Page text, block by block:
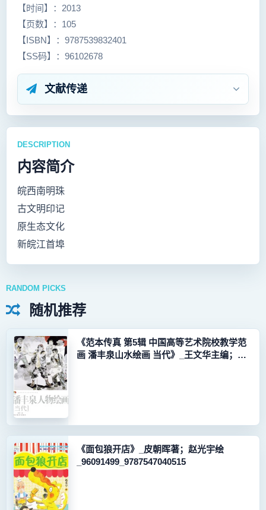
【时间】：2013
【页数】：105
【ISBN】：9787539832401
【SS码】：96102678
文献传递
DESCRIPTION
内容简介
皖西南明珠
古文明印记
原生态文化
新皖江首埠
RANDOM PICKS
随机推荐
《范本传真 第5辑 中国高等艺术院校教学范
画 潘丰泉山水绘画 当代》_王文华主编；潘
《面包狼开店》_皮朝晖著；赵光宇绘
_96091499_9787547040515